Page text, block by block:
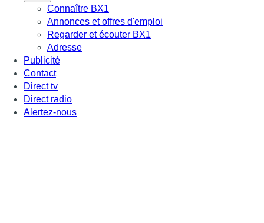
Connaître BX1
Annonces et offres d'emploi
Regarder et écouter BX1
Adresse
Publicité
Contact
Direct tv
Direct radio
Alertez-nous